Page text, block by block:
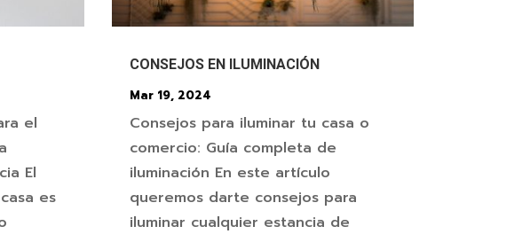
el
El
es
CONSEJOS EN ILUMINACIÓN
Mar 19, 2024
Consejos para iluminar tu casa o
comercio: Guía completa de
iluminación En este artículo
queremos darte consejos para
iluminar cualquier estancia de